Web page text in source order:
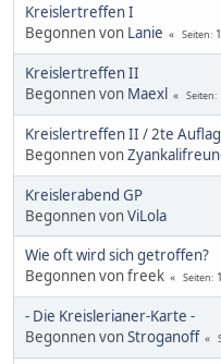
Kreislertreffen I
Begonnen von Lanie Seiten 1
Kreislertreffen II
Begonnen von Maexl Seiten
Kreislertreffen II / 2te
Begonnen von
Kreislerabend GP
Begonnen vonViLola
Wie oft wird sich getroffen?
Begonnen von freek
Seiten 1
- Die Kreislerianer-Karte -
Begonnen vonStroganoff